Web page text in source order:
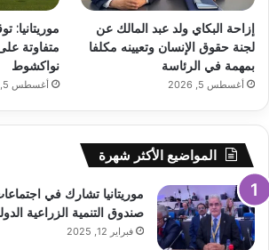
إزاحة البكاي ولد عبد المالك عن
لجنة حقوق الإنسان وتعيينه مكلفا
بمهمة في الرئاسة
أغسطس 5, 2026
نواكشوط
أغسطس 5, 2026
المواضيع الأكثر شهرة
موريتانيا تشارك في
صندوق التنمية الزراعية
فبراير 12, 2025